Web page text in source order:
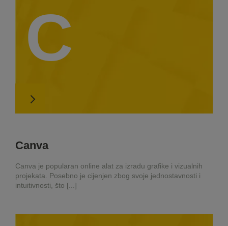
C
Canva
Canva je popularan online alat za izradu grafike i vizualnih
projekata. Posebno je cijenjen zbog svoje jednostavnosti i
intuitivnosti, što [...]